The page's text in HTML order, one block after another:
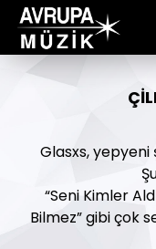
Glasxs, yepyeni
“Seni Kimler
Bilmez” gibi çok